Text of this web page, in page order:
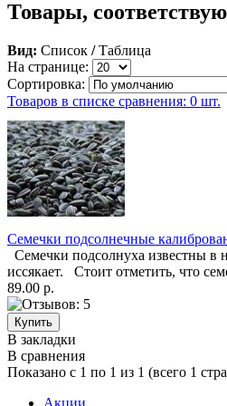
Товары,
Вид: Список / Таблица
На странице:
Сортировка:
Товаров в списке сравнения: 0 шт.
Семечки подсолнечные
Семечки подсолнуха известны в
иссякает. Стоит отметить, что
89.00 р.
В закладки
В сравнения
Показано с 1 по 1 из 1 (всего 1